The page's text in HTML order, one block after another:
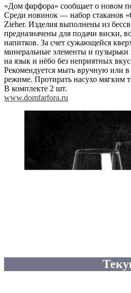
«Дом фарфора» сообщает о новом
Среди новинок — набор стаканов
Zieher. Изделия выполнены из
предназначены для подачи виски,
напитков. За счет сужающейся
минеральные элементы и пузырьки
на язык и нёбо без неприятных
Рекомендуется мыть вручную
режиме. Протирать насухо мягким
В комплекте 2 шт.
www.domfarfora.ru